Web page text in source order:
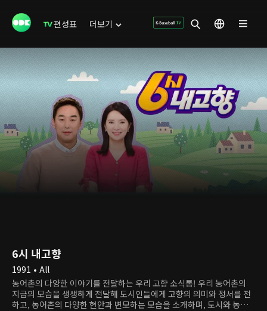
편성표 더보기
6시 내고향
1991 • All
농어촌의 다양한 이야기를 전달하는 우리 고향 소식통! 우리 농어촌의
지금의 모습을 생생하게 전달해 도시인들에게 고향의 의미와 정서를 전
하고, 농어촌의 다양한 현안과 변모하는 모습을 소개하며, 도시와 농어